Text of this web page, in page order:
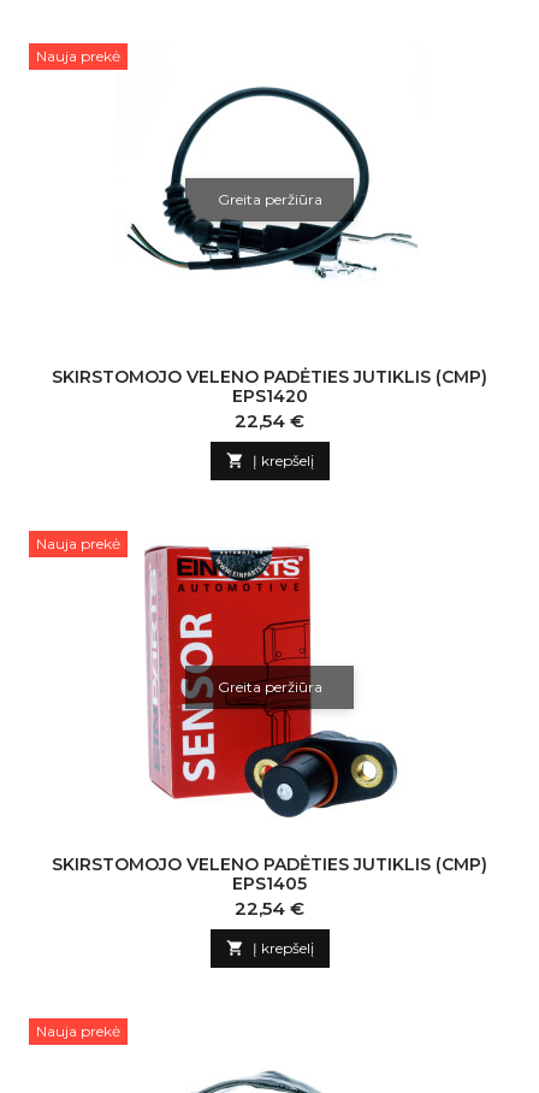
Nauja prekė
Greita peržiūra
SKIRSTOMOJO VELENO PADĖTIES JUTIKLIS (CMP)
EPS1420
Kaina
22,54 €
 Į krepšelį
Nauja prekė
Greita peržiūra
SKIRSTOMOJO VELENO PADĖTIES JUTIKLIS (CMP)
EPS1405
Kaina
22,54 €
 Į krepšelį
Nauja prekė